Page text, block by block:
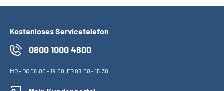
Kostenloses Servicetelefon
0800 1000 4800
MO- DO08:00 - 19:00, FR08:00 - 15:30